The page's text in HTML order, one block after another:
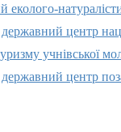
еколого-
центр
учнівської
центр